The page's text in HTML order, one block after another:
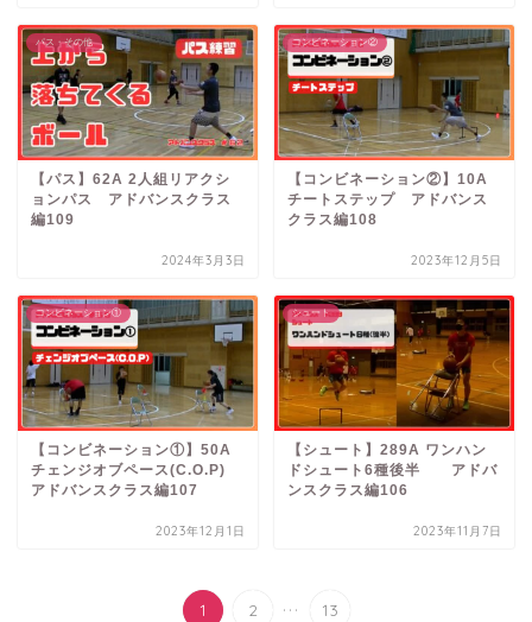
パス・その他
【パス】62A 2人組リアクシ
ョンパス アドバンスクラス
編109
2024年3月3日
コンビネーション②
【コンビネーション②】10A
チートステップ アドバンス
クラス編108
2023年12月5日
コンビネーション①
【コンビネーション①】50A
チェンジオブペース(C.O.P)
アドバンスクラス編107
2023年12月1日
シュート
【シュート】289A ワンハン
ドシュート6種後半 アドバ
ンスクラス編106
2023年11月7日
1 2 ... 13